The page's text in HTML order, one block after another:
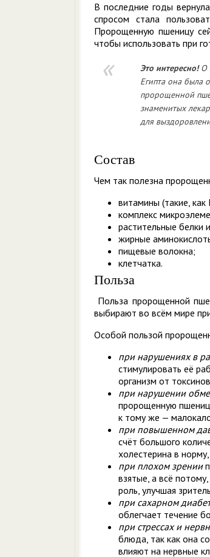
В последние годы
спросом стала
Пророщенную пшеницу
чтобы использовать при
Это интересно! О
Египта она была
пророщенной
знаменитых
для
Состав
Чем так полезна
витамины (такие,
комплекс
растительные белки
жирные
пищевые волокна;
клетчатка.
Польза
Польза пророщенной
выбирают во всём мире
Особой пользой
при нарушениях в
стимулировать её
организм от
при нарушении
пророщенную
к тому же —
при повышенном
счёт большого
холестерина в
при плохом зрении
взятые, а всё
роль, улучшая
при сахарном
облегчает течение
при стрессах и
блюда, так как она
влияют на нервные